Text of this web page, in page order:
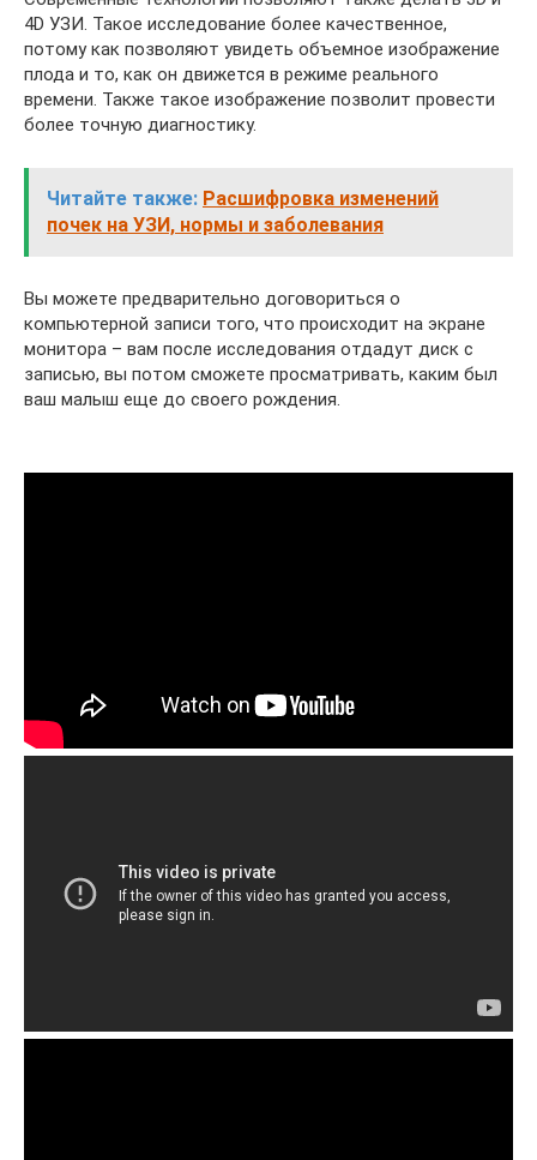
4D УЗИ. Такое исследование более качественное,
потому как позволяют увидеть объемное изображение
плода и то, как он движется в режиме реального
времени. Также такое изображение позволит провести
более точную диагностику.
Читайте также: Расшифровка изменений
почек на УЗИ, нормы и заболевания
Вы можете предварительно договориться о
компьютерной записи того, что происходит на экране
монитора – вам после исследования отдадут диск с
записью, вы потом сможете просматривать, каким был
ваш малыш еще до своего рождения.